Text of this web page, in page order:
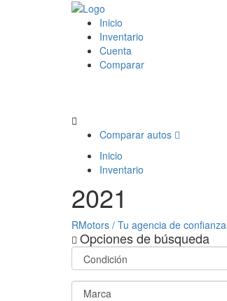
Inicio
Inventario
Cuenta
Comparar
Comparar autos
Inicio
Inventario
2021
RMotors / Tu agencia de confianza
Opciones de búsqueda